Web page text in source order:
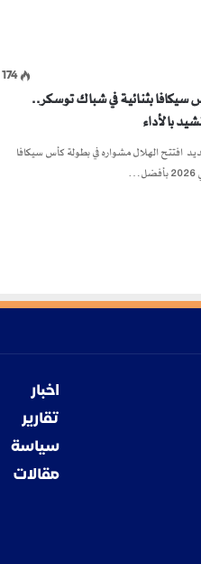
174
سيكافا بثنائية في شباك توسكر..
بالأداء
افتتح الهلال مشواره في بطولة كأس سيكافا
اخبار
تقارير
سياسة
مقالات